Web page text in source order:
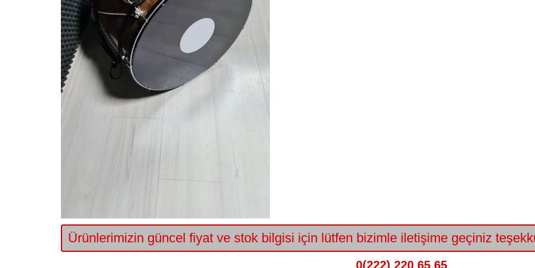
Ürünlerimizin güncel fiyat ve stok bilgisi için lütfen bizimle iletişime geçiniz
0(222) 220 65 65